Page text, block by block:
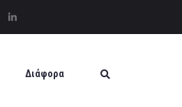
Διάφορα